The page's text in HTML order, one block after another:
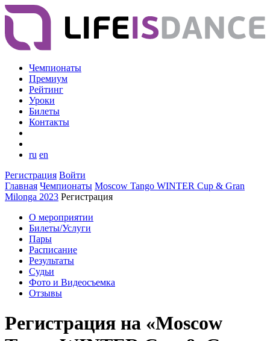
Чемпионаты
Премиум
Рейтинг
Уроки
Билеты
Контакты
ru en
Регистрация Войти
Главная Чемпионаты Moscow Tango WINTER Cup & Gran
Milonga 2023 Регистрация
О мероприятии
Билеты/Услуги
Пары
Расписание
Результаты
Судьи
Фото и Видеосъемка
Отзывы
Регистрация на «Moscow